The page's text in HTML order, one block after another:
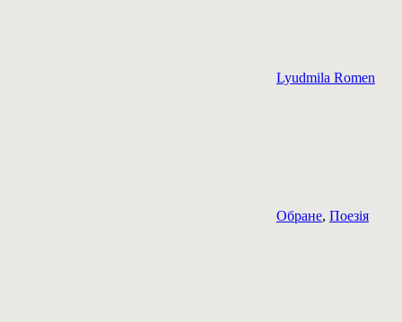
Lyudmila Romen
Обране, Поезія